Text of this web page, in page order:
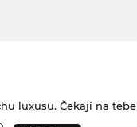
luxusu. Čekají na